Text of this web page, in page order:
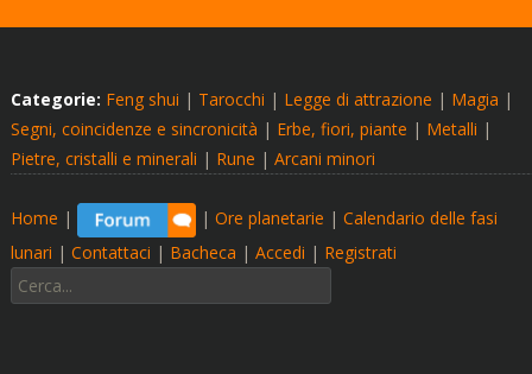
Categorie: Feng shui | Tarocchi | Legge di attrazione | Magia |
Segni, coincidenze e sincronicità | Erbe, fiori, piante | Metalli |
Pietre, cristalli e minerali | Rune | Arcani minori
Home | | Ore planetarie | Calendario delle fasi
lunari | Contattaci | Bacheca | Accedi | Registrati
Cerca: